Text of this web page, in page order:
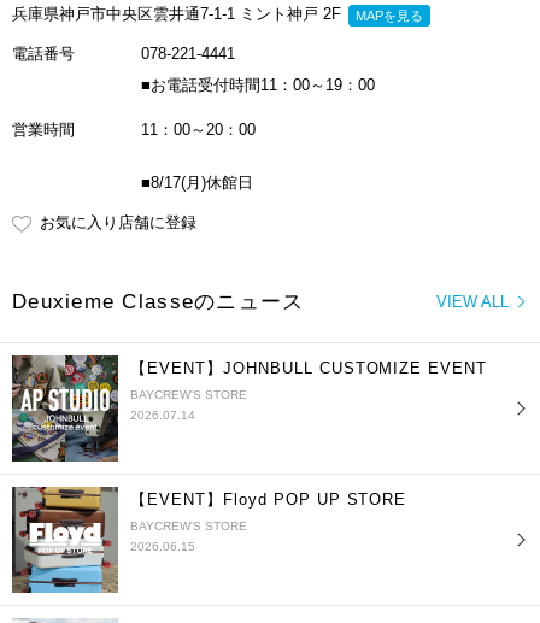
兵庫県神戸市中央区雲井通7-1-1 ミント神戸 2F MAPを見る
電話番号
078-221-4441
■お電話受付時間11：00～19：00
営業時間 11：00～20：00
■8/17(月)休館日
お気に入り店舗に登録
VIEW ALL
Deuxieme Classeのニュース
【EVENT】JOHNBULL CUSTOMIZE EVENT
BAYCREW'S STORE
2026.07.14
【EVENT】Floyd POP UP STORE
BAYCREW'S STORE
2026.06.15